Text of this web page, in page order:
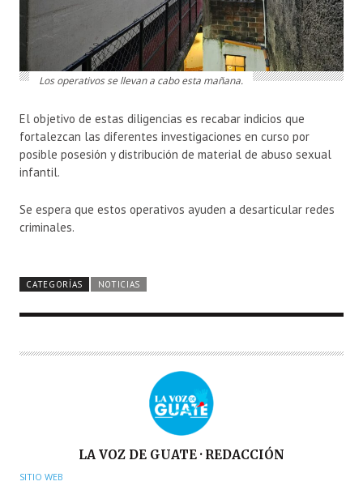
Los operativos se llevan a cabo esta mañana.
El objetivo de estas diligencias es recabar indicios que
fortalezcan las diferentes investigaciones en curso por
posible posesión y distribución de material de abuso sexual
infantil.
Se espera que estos operativos ayuden a desarticular redes
criminales.
CATEGORÍAS NOTICIAS
U
LA VOZ DE GUATE · REDACCIÓN
SITIO WEB